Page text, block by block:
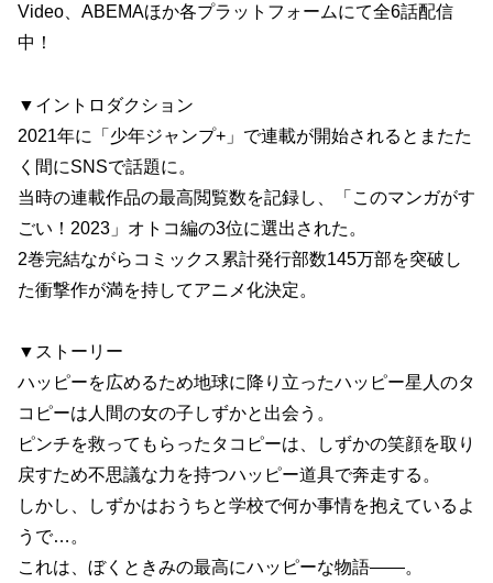
Video、ABEMAほか各プラットフォームにて全6話配信
中！
▼イントロダクション
2021年に「少年ジャンプ+」で連載が開始されるとまたた
く間にSNSで話題に。
当時の連載作品の最高閲覧数を記録し、「このマンガがす
ごい！2023」オトコ編の3位に選出された。
2巻完結ながらコミックス累計発行部数145万部を突破し
た衝撃作が満を持してアニメ化決定。
▼ストーリー
ハッピーを広めるため地球に降り立ったハッピー星人のタ
コピーは人間の女の子しずかと出会う。
ピンチを救ってもらったタコピーは、しずかの笑顔を取り
戻すため不思議な力を持つハッピー道具で奔走する。
しかし、しずかはおうちと学校で何か事情を抱えているよ
うで…。
これは、ぼくときみの最高にハッピーな物語――。